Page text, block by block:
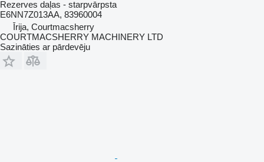
Rezerves daļas - starpvārpsta
E6NN7Z013AA, 83960004
Īrija, Courtmacsherry
COURTMACSHERRY MACHINERY LTD
Sazināties ar pārdevēju